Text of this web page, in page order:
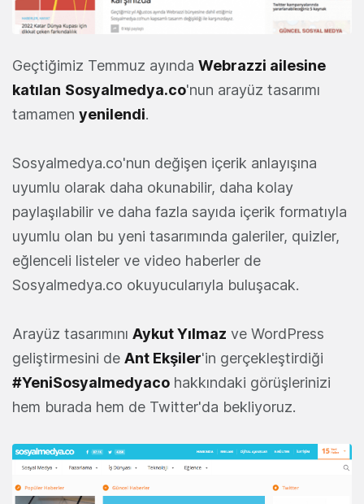
Geçtiğimiz Temmuz ayında Webrazzi ailesine
katılan Sosyalmedya.co'nun arayüz tasarımı
tamamen yenilendi.
Sosyalmedya.co'nun değişen içerik anlayışına
uyumlu olarak daha okunabilir, daha kolay
paylaşılabilir ve daha fazla sayıda içerik formatıyla
uyumlu olan bu yeni tasarımında galeriler, quizler,
eğlenceli listeler ve video haberler de
Sosyalmedya.co okuyucularıyla buluşacak.
Arayüz tasarımını Aykut Yılmaz ve WordPress
geliştirmesini de Ant Ekşiler'in gerçekleştirdiği
#YeniSosyalmedyaco hakkındaki görüşlerinizi
hem burada hem de Twitter'da bekliyoruz.